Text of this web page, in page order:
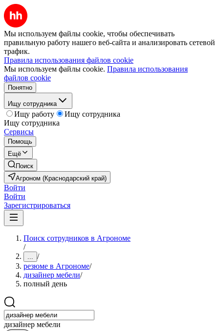
Мы используем файлы cookie, чтобы обеспечивать
правильную работу нашего веб-сайта и анализировать сетевой
трафик.
Правила использования файлов cookie
Мы используем файлы cookie. Правила использования
файлов cookie
Понятно
Ищу сотрудника
Ищу работу
Ищу сотрудника
Ищу сотрудника
Сервисы
Помощь
Ещё
Поиск
Агроном (Краснодарский край)
Войти
Войти
Зарегистрироваться
Поиск сотрудников в Агрономе
/
... /
резюме в Агрономе/
дизайнер мебели/
полный день
дизайнер мебели